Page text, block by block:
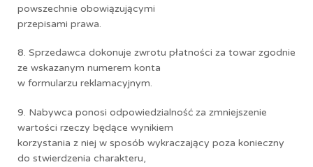
powszechnie obowiązującymi
przepisami prawa.
8. Sprzedawca dokonuje zwrotu płatności za towar zgodnie
ze wskazanym numerem konta
w formularzu reklamacyjnym.
9. Nabywca ponosi odpowiedzialność za zmniejszenie
wartości rzeczy będące wynikiem
korzystania z niej w sposób wykraczający poza konieczny
do stwierdzenia charakteru,